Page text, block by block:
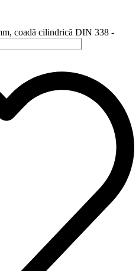
coadă cilindrică DIN 338 -